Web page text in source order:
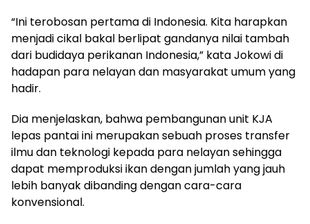
“Ini terobosan pertama di Indonesia. Kita harapkan
menjadi cikal bakal berlipat gandanya nilai tambah
dari budidaya perikanan Indonesia,” kata Jokowi di
hadapan para nelayan dan masyarakat umum yang
hadir.
Dia menjelaskan, bahwa pembangunan unit KJA
lepas pantai ini merupakan sebuah proses transfer
ilmu dan teknologi kepada para nelayan sehingga
dapat memproduksi ikan dengan jumlah yang jauh
lebih banyak dibanding dengan cara-cara
konvensional.